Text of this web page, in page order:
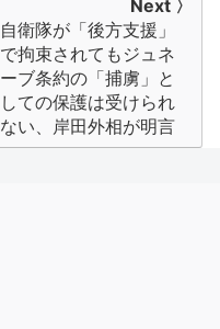
Next 〉
自衛隊が「後方支援」
で拘束されてもジュネ
ーブ条約の「捕虜」と
しての保護は受けられ
ない、岸田外相が明言